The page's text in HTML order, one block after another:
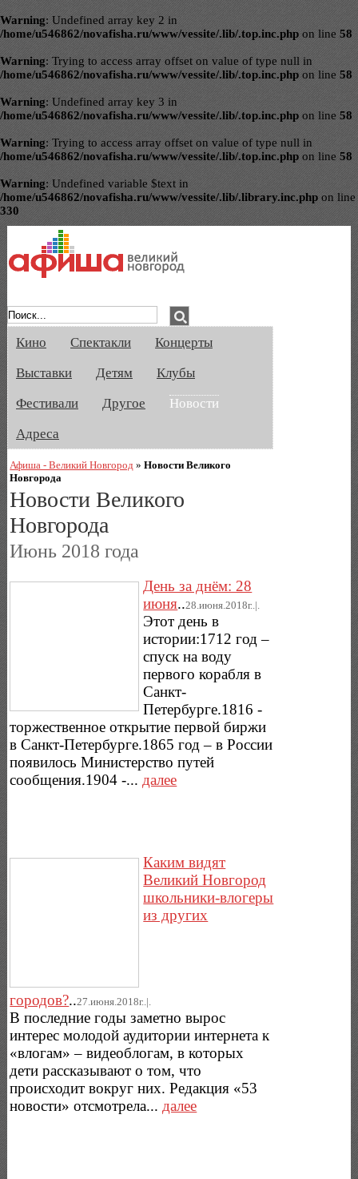
Warning: Undefined array key 2 in
/home/u546862/novafisha.ru/www/vessite/.lib/.top.inc.php on line 58
Warning: Trying to access array offset on value of type null in
/home/u546862/novafisha.ru/www/vessite/.lib/.top.inc.php on line 58
Warning: Undefined array key 3 in
/home/u546862/novafisha.ru/www/vessite/.lib/.top.inc.php on line 58
Warning: Trying to access array offset on value of type null in
/home/u546862/novafisha.ru/www/vessite/.lib/.top.inc.php on line 58
Warning: Undefined variable $text in
/home/u546862/novafisha.ru/www/vessite/.lib/.library.inc.php on line
330
Кино Спектакли
Концерты
Выставки
Детям
Клубы
Фестивали
Другое
Новости
Адреса
Афиша - Великий Новгород »Новости Великого
Новгорода
Новости Великого
Новгорода
Июнь 2018 года
День за днём: 28
июня..28.июня.2018г..|.
Этот день в
истории:1712 год –
спуск на воду
первого корабля в
Санкт-
Петербурге.1816 -
торжественное открытие первой биржи
в Санкт-Петербурге.1865 год – в России
появилось Министерство путей
сообщения.1904 -... далее
Каким видят
Великий Новгород
школьники-влогеры
из других
городов?..27.июня.2018г..|.
В последние годы заметно вырос
интерес молодой аудитории интернета к
«влогам» – видеоблогам, в которых
дети рассказывают о том, что
происходит вокруг них. Редакция «53
новости» отсмотрела... далее